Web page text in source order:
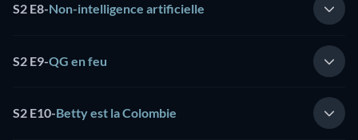
S2 E8-Non-intelligence artificielle
S2 E9-QG en feu
S2 E10-Betty est la Colombie